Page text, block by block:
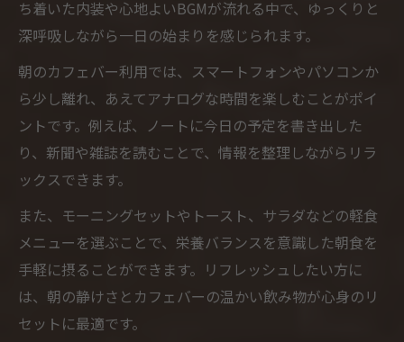
ル
練馬区のカフェバーで実践する朝活アイデ
カフェバーで朝から充実する練馬区の楽し
み方
練馬区のカフェバーが叶える効率的な朝時
カフェバーで朝活を始めるためのポイント
練馬区で評判のカフェバー朝利用の魅力
朝食とコーヒーで始まる快適なカフェバー体験
カフェバーで味わう朝食とこだわりコーヒ
ち着いた内装や心地よいBGMが流れる中で、ゆっくりと
深呼吸しながら一日の始まりを感じられます。
朝のカフェバー利用では、スマートフォンやパソコンか
ら少し離れ、あえてアナログな時間を楽しむことがポイ
ントです。例えば、ノートに今日の予定を書き出した
り、新聞や雑誌を読むことで、情報を整理しながらリラ
ックスできます。
また、モーニングセットやトースト、サラダなどの軽食
メニューを選ぶことで、栄養バランスを意識した朝食を
手軽に摂ることができます。リフレッシュしたい方に
は、朝の静けさとカフェバーの温かい飲み物が心身のリ
セットに最適です。